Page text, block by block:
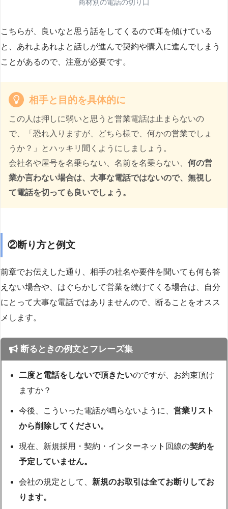
商材別の電話の切り口
こちらが、良いなと思う話をしてくるので耳を傾けている
と、あれよあれよと話しが進んで契約や購入に進んでしまう
ことがあるので、注意が必要です。
相手と目的を具体的に
この人は押しに弱いと思うと営業電話は止まらないの
で、「恐れ入りますが、どちら様で、何かの営業でしょ
うか？」とハッキリ聞くようにしましょう。
会社名や屋号を名乗らない、名前を名乗らない、 何の営
業か言わない場合は、大事な電話ではないので、無視し
て電話を切っても良いでしょう。
②断り方と例文
前章でお伝えした通り、相手の社名や要件を聞いても何も答
えない場合や、はぐらかして営業を続けてくる場合は、自分
にとって大事な電話ではありませんので、断ることをオスス
メします。
断るときの例文とフレーズ集
二度と電話をしないで頂きたいのですが、お約束頂け
ますか？
今後、こういった電話が鳴らないように、営業リスト
から削除してください。
現在、新規採用・契約・インターネット回線の契約を
予定していません。
会社の規定として、 新規のお取引は全てお断りしてお
ります。